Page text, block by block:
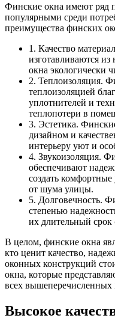
Финские окна имеют ряд
популярными среди
преимущества финских
1. Качество
изготавливаются из
окна экологически
2. Теплоизоляция.
теплоизоляцией
уплотнителей и
теплопотери в
3. Эстетика.
дизайном и
интерьеру уют и
4. Звукоизоляция.
обеспечивают
создать
от шума улицы.
5. Долговечность.
степенью
их длительный
В целом, финские окна
кто ценит качество,
оконных конструкций
окна, которые
всех вышеперечисленных
Высокое